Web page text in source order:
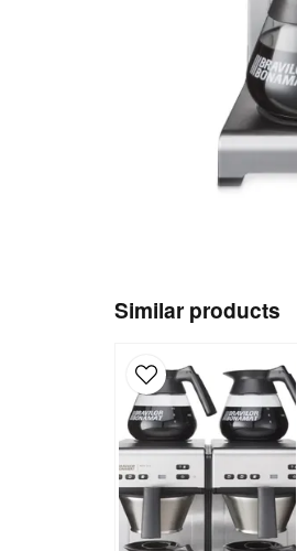
Similar products